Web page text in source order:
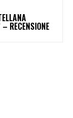
RECENSIONE